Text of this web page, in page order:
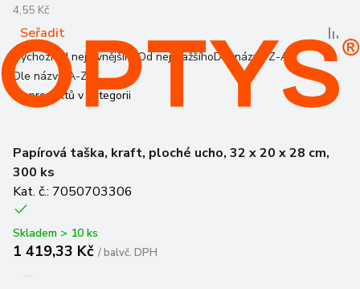
4,55 Kč
Seřadit
VýchozíOd nejlevnějšího Od nejdražšíhoDle názvu Z-A
Dle názvu A-Z
11produktů v kategorii
Papírová taška, kraft, ploché ucho, 32 x 20 x 28 cm,
300 ks
Kat. č.: 7050703306
Skladem > 10 ks
1 419,33 Kč /balvč. DPH